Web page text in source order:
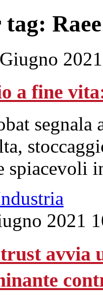
Raee
a fine
segnala
spiacevoli
2021
avvia